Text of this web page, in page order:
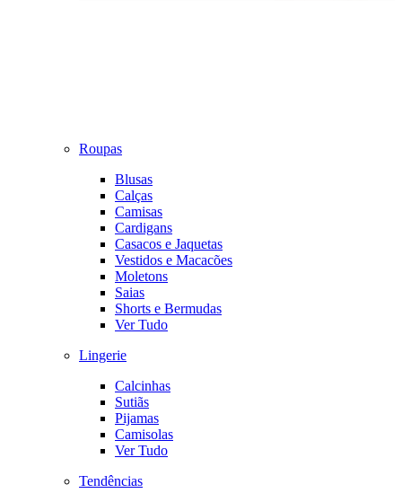
Roupas
Blusas
Calças
Camisas
Cardigans
Casacos e Jaquetas
Vestidos e Macacões
Moletons
Saias
Shorts e Bermudas
Ver Tudo
Lingerie
Calcinhas
Sutiãs
Pijamas
Camisolas
Ver Tudo
Tendências